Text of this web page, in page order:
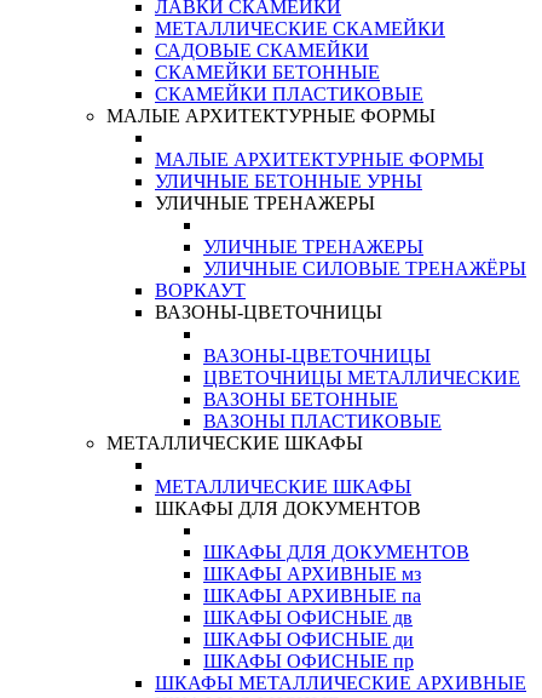
ЛАВКИ СКАМЕЙКИ
МЕТАЛЛИЧЕСКИЕ СКАМЕЙКИ
САДОВЫЕ СКАМЕЙКИ
СКАМЕЙКИ БЕТОННЫЕ
СКАМЕЙКИ ПЛАСТИКОВЫЕ
МАЛЫЕ АРХИТЕКТУРНЫЕ ФОРМЫ
МАЛЫЕ АРХИТЕКТУРНЫЕ ФОРМЫ
УЛИЧНЫЕ БЕТОННЫЕ УРНЫ
УЛИЧНЫЕ ТРЕНАЖЕРЫ
УЛИЧНЫЕ ТРЕНАЖЕРЫ
УЛИЧНЫЕ СИЛОВЫЕ ТРЕНАЖЁРЫ
ВОРКАУТ
ВАЗОНЫ-ЦВЕТОЧНИЦЫ
ВАЗОНЫ-ЦВЕТОЧНИЦЫ
ЦВЕТОЧНИЦЫ МЕТАЛЛИЧЕСКИЕ
ВАЗОНЫ БЕТОННЫЕ
ВАЗОНЫ ПЛАСТИКОВЫЕ
МЕТАЛЛИЧЕСКИЕ ШКАФЫ
МЕТАЛЛИЧЕСКИЕ ШКАФЫ
ШКАФЫ ДЛЯ ДОКУМЕНТОВ
ШКАФЫ ДЛЯ ДОКУМЕНТОВ
ШКАФЫ АРХИВНЫЕ мз
ШКАФЫ АРХИВНЫЕ па
ШКАФЫ ОФИСНЫЕ дв
ШКАФЫ ОФИСНЫЕ ди
ШКАФЫ ОФИСНЫЕ пр
ШКАФЫ МЕТАЛЛИЧЕСКИЕ АРХИВНЫЕ